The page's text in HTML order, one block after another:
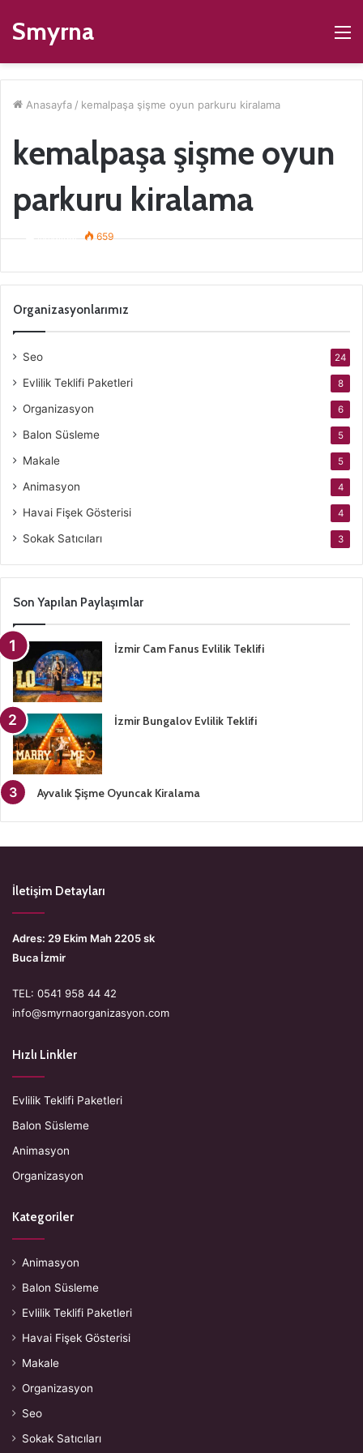
Smyrna
Anasayfa / kemalpaşa şişme oyun parkuru kiralama
kemalpaşa şişme oyun
parkuru kiralama
Kemalpaşa Şişme Oyuncak Kiralama
ismaildur 659
Organizasyonlarımız
Seo 24
Evlilik Teklifi Paketleri 8
Organizasyon 6
Balon Süsleme 5
Makale 5
Animasyon 4
Havai Fişek Gösterisi 4
Sokak Satıcıları 3
Son Yapılan Paylaşımlar
İzmir Cam Fanus Evlilik Teklifi
İzmir Bungalov Evlilik Teklifi
Ayvalık Şişme Oyuncak Kiralama
İletişim Detayları
Adres: 29 Ekim Mah 2205 sk
Buca İzmir
TEL: 0541 958 44 42
info@smyrnaorganizasyon.com
Hızlı Linkler
Evlilik Teklifi Paketleri
Balon Süsleme
Animasyon
Organizasyon
Kategoriler
Animasyon
Balon Süsleme
Evlilik Teklifi Paketleri
Havai Fişek Gösterisi
Makale
Organizasyon
Seo
Sokak Satıcıları